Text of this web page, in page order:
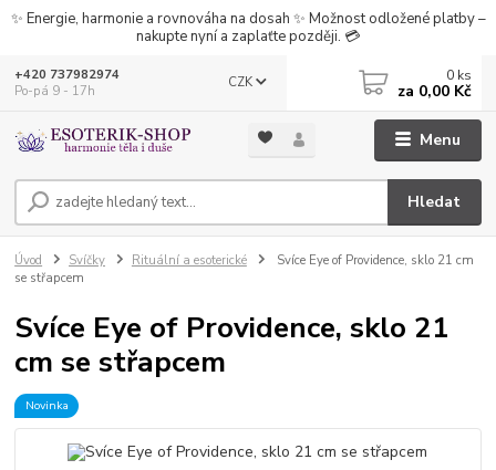
✨ Energie, harmonie a rovnováha na dosah ✨ Možnost odložené platby –
nakupte nyní a zaplaťte později. 💳
Menu
CZK
Hledat
+420 737982974
Po-pá 9 - 17h
0 ks
za 0,00 Kč
Úvod Svíčky Rituální a esoterické
Svíce Eye of Providence, sklo 21 cm
se střapcem
Svíce Eye of Providence, sklo 21
cm se střapcem
Novinka